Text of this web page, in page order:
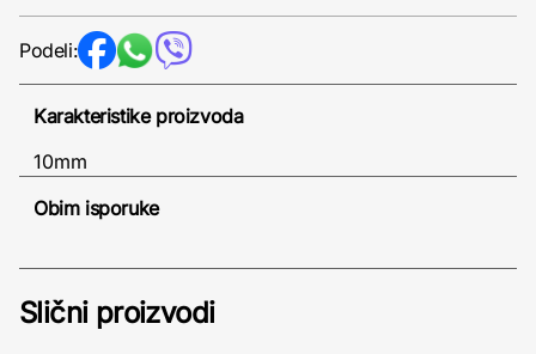
Podeli:
Karakteristike proizvoda
10mm
Obim isporuke
Slični proizvodi